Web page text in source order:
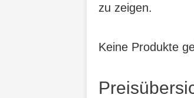
zu zeigen.
Keine Produkte